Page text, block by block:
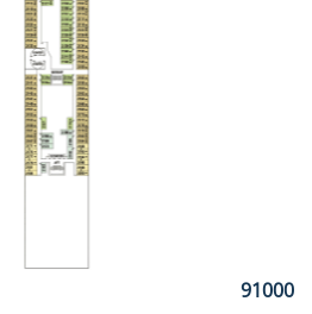
91000